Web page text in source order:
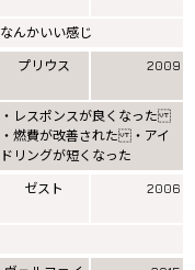
なんかいい感じ
プリウス 2009
・レスポンスが良くなった
・燃費が改善された ・アイ
ドリングが短くなった
ゼスト 2006